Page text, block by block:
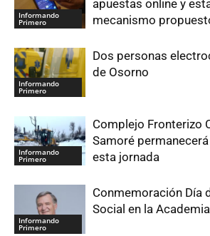
Informando
Primero
apuestas online y
mecanismo
Informando
Primero
Dos personas
de Osorno
Informando
Primero
Complejo Fronterizo
Samoré
esta jornada
Informando
Primero
Conmemoración Día
Social en la Academia